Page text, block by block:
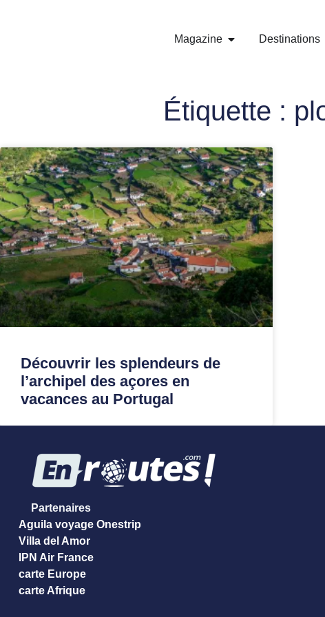
Magazine Destinations
Étiquette :
Découvrir les splendeurs de
l’archipel des açores en
vacances au Portugal
Partenaires
Aguila voyage Onestrip
Villa del Amor
IPN Air France
carte Europe
carte Afrique